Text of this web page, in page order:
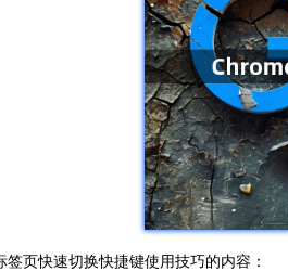
页快速切换快捷键使用技巧的内容：